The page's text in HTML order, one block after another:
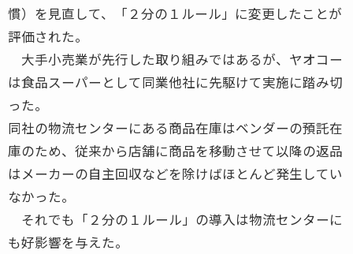
慣）を見直して、「２分の１ルール」に変更したことが
評価された。
大手小売業が先行した取り組みではあるが、ヤオコー
は食品スーパーとして同業他社に先駆けて実施に踏み切
った。
同社の物流センターにある商品在庫はベンダーの預託在
庫のため、従来から店舗に商品を移動させて以降の返品
はメーカーの自主回収などを除けばほとんど発生してい
なかった。
それでも「２分の１ルール」の導入は物流センターに
も好影響を与えた。